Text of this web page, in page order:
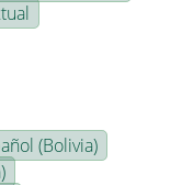
(Bolivia)